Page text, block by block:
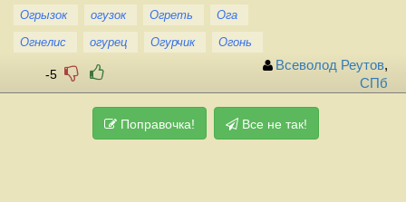
Огрызок
огузок Огреть
Ога
Огнелис
огурец Огурчик Огонь
-5
Всеволод Реутов,
СПб
Поправочка! Все не так!